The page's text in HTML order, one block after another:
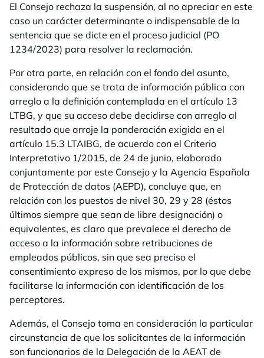
El Consejo rechaza la suspensión, al no apreciar en este
caso un carácter determinante o indispensable de la
sentencia que se dicte en el proceso judicial (PO
1234/2023) para resolver la reclamación.
Por otra parte, en relación con el fondo del asunto,
considerando que se trata de información pública con
arreglo a la definición contemplada en el artículo 13
LTBG, y que su acceso debe decidirse con arreglo al
resultado que arroje la ponderación exigida en el
artículo 15.3 LTAIBG, de acuerdo con el Criterio
Interpretativo 1/2015, de 24 de junio, elaborado
conjuntamente por este Consejo y la Agencia Española
de Protección de datos (AEPD), concluye que, en
relación con los puestos de nivel 30, 29 y 28 (éstos
últimos siempre que sean de libre designación) o
equivalentes, es claro que prevalece el derecho de
acceso a la información sobre retribuciones de
empleados públicos, sin que sea preciso el
consentimiento expreso de los mismos, por lo que debe
facilitarse la información con identificación de los
perceptores.
Además, el Consejo toma en consideración la particular
circunstancia de que los solicitantes de la información
son funcionarios de la Delegación de la AEAT de